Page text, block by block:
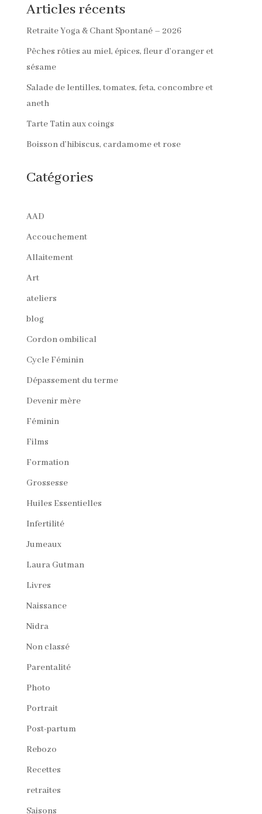
Articles récents
Retraite Yoga & Chant Spontané – 2026
Pêches rôties au miel, épices, fleur d’oranger et
sésame
Salade de lentilles, tomates, feta, concombre et
aneth
Tarte Tatin aux coings
Boisson d’hibiscus, cardamome et rose
Catégories
AAD
Accouchement
Allaitement
Art
ateliers
blog
Cordon ombilical
Cycle Féminin
Dépassement du terme
Devenir mère
Féminin
Films
Formation
Grossesse
Huiles Essentielles
Infertilité
Jumeaux
Laura Gutman
Livres
Naissance
Nidra
Non classé
Parentalité
Photo
Portrait
Post-partum
Rebozo
Recettes
retraites
Saisons